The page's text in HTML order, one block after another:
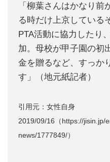
「柳葉さんはかなり
る時だけ上京している
PTA活動に協力したり
加。母校が甲子園の初
金を贈るなど、すっか
す」（地元紙記者）
引用元：女性自身
2019/09/16（https://jisin.jp/
news/1777849/）